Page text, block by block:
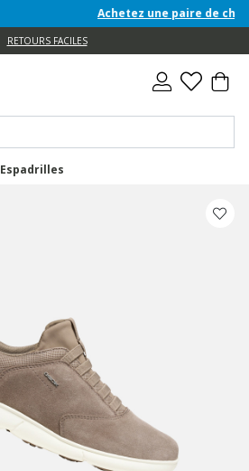
Achetez une paire de
RETOURS FACILES
Espadrilles